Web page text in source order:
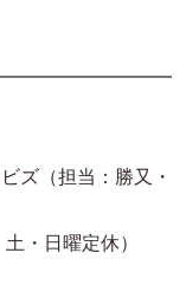
ズ（担当：勝又・
・日曜定休）